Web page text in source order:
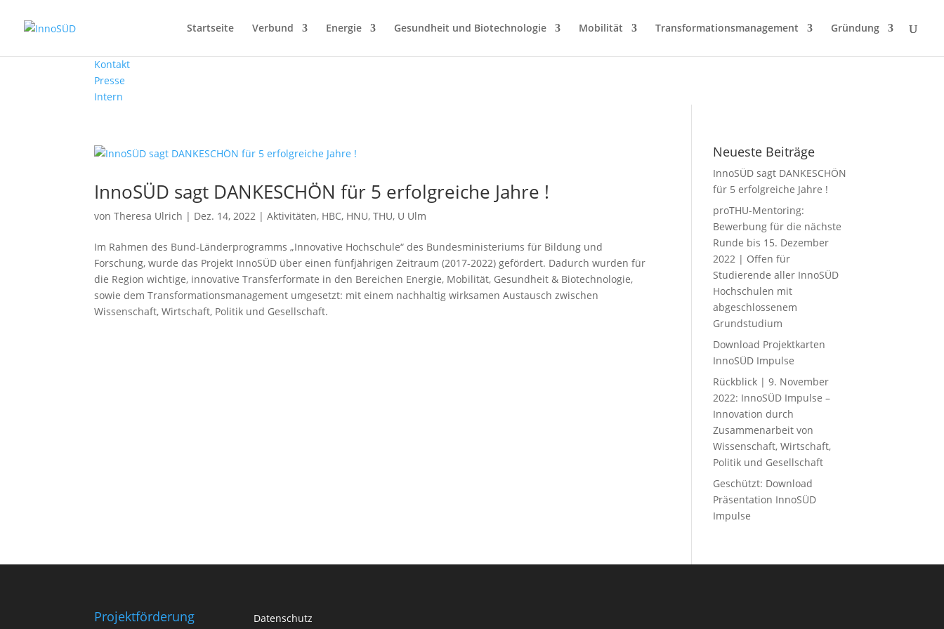
Kontakt
Presse
Intern
Startseite Verbund Energie Gesundheit und Biotechnologie Mobilität Transformationsmanagement Gründung
InnoSÜD sagt DANKESCHÖN für 5 erfolgreiche Jahre !
vonTheresa Ulrich | Dez. 14, 2022 |Aktivitäten, HBC, HNU,THU, U Ulm
Im Rahmen des Bund-Länderprogramms „Innovative Hochschule“ des Bundesministeriums für Bildung und
Forschung, wurde das Projekt InnoSÜD über einen fünfjährigen Zeitraum (2017-2022) gefördert. Dadurch wurden für
die Region wichtige, innovative Transferformate in den Bereichen Energie, Mobilität, Gesundheit & Biotechnologie,
sowie dem Transformationsmanagement umgesetzt: mit einem nachhaltig wirksamen Austausch zwischen
Wissenschaft, Wirtschaft, Politik und Gesellschaft.
Neueste Beiträge
InnoSÜD sagt DANKESCHÖN
für 5 erfolgreiche Jahre !
proTHU-Mentoring:
Bewerbung für die nächste
Runde bis 15. Dezember
2022 | Offen für
Studierende aller InnoSÜD
Hochschulen mit
abgeschlossenem
Grundstudium
Download Projektkarten
InnoSÜD Impulse
Rückblick | 9. November
2022: InnoSÜD Impulse –
Innovation durch
Zusammenarbeit von
Wissenschaft, Wirtschaft,
Politik und Gesellschaft
Geschützt: Download
Präsentation InnoSÜD
Impulse
Projektförderung
Datenschutz